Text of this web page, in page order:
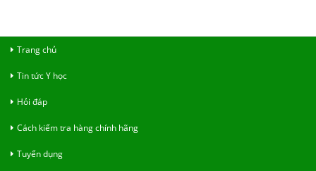
Trang chủ
Tin tức Y học
Hỏi đáp
Cách kiểm tra hàng chính hãng
Tuyển dụng